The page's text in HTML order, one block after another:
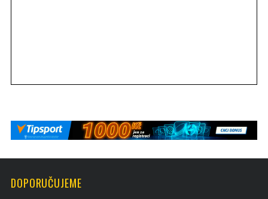
DOPORUČUJEME